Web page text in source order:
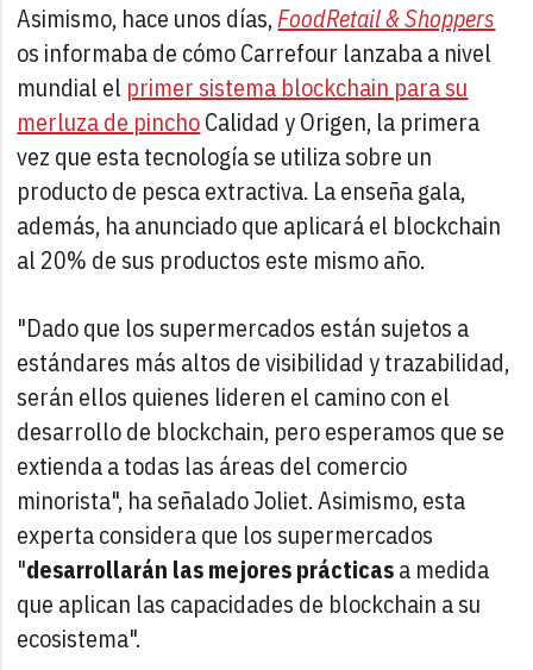
Asimismo, hace unos días,FoodRetail & Shoppers
os informaba de cómo Carrefour lanzaba a nivel
mundial el primer sistema blockchain para su
merluza de pinchoCalidad y Origen, la primera
vez que esta tecnología se utiliza sobre un
producto de pesca extractiva. La enseña gala,
además, ha anunciado que aplicará el blockchain
al 20% de sus productos este mismo año.
"Dado que los supermercados están sujetos a
estándares más altos de visibilidad y trazabilidad,
serán ellos quienes lideren el camino con el
desarrollo de blockchain, pero esperamos que se
extienda a todas las áreas del comercio
minorista", ha señalado Joliet. Asimismo, esta
experta considera que los supermercados
"desarrollarán las mejores prácticasa medida
que aplican las capacidades de blockchain a su
ecosistema".